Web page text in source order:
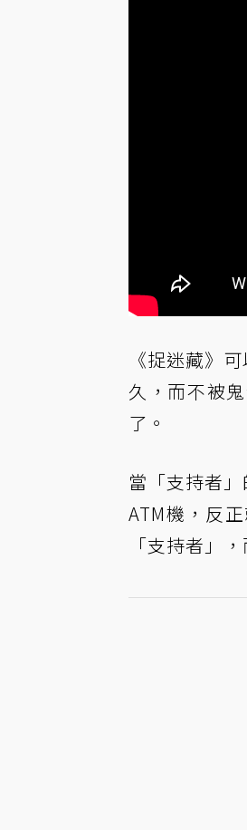
《捉迷藏》
久，而不被
了。
當「支持者
ATM機，反
「支持者」